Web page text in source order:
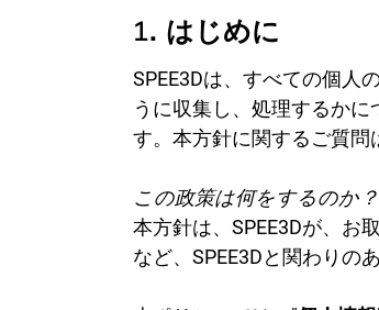
会社概要
パートナー
ニュース
1. はじめに
SPEE3Dは、すべての個人
うに収集し、処理するか
す。本方針に関するご質問
この政策は何をするのか？
本方針は、SPEE3Dが、お
など、SPEE3Dと関わりの